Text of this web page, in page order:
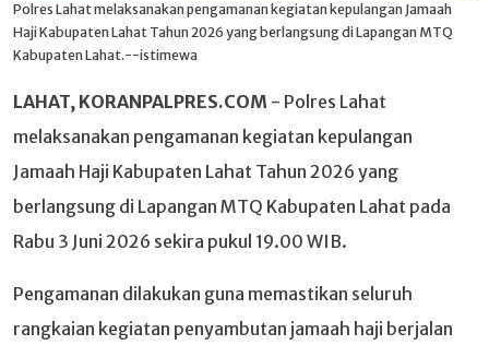
Polres Lahat melaksanakan pengamanan kegiatan kepulangan Jamaah
Haji Kabupaten Lahat Tahun 2026 yang berlangsung di Lapangan MTQ
Kabupaten Lahat.--istimewa
LAHAT, KORANPALPRES.COM - Polres Lahat
melaksanakan pengamanan kegiatan kepulangan
Jamaah Haji Kabupaten Lahat Tahun 2026 yang
berlangsung di Lapangan MTQ Kabupaten Lahat pada
Rabu 3 Juni 2026 sekira pukul 19.00 WIB.
Pengamanan dilakukan guna memastikan seluruh
rangkaian kegiatan penyambutan jamaah haji berjalan